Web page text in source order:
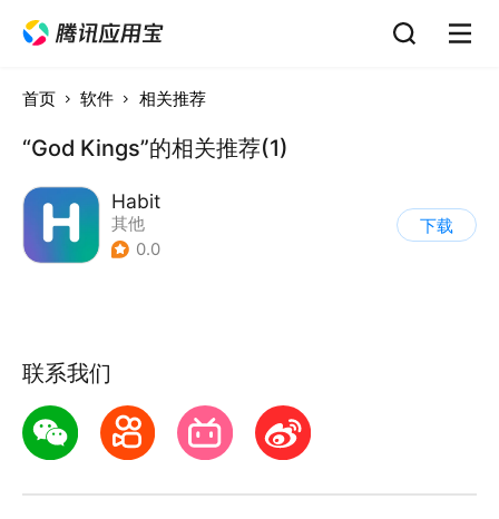
首页 软件 相关推荐
“God Kings”的相关推荐(1)
Habit
其他
0.0
下载
联系我们